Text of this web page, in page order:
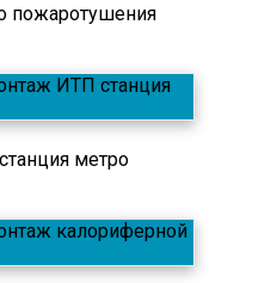
пожаротушения
метро